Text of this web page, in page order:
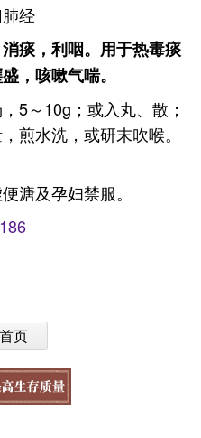
经
痰，利咽。用于热毒痰
，咳嗽气喘。
5～10g；或入丸、散；
煎水洗，或研末吹喉。
溏及孕妇禁服。
页